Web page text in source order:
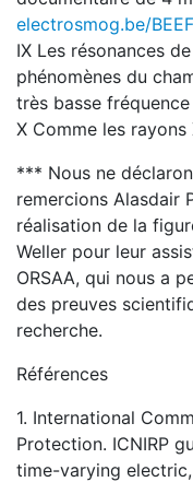
electrosmog.be/
IX Les résonances
phénomènes du
très basse
X Comme les rayons
*** Nous ne
remercions Alasdair
réalisation de la
Weller pour leur
ORSAA, qui nous a
des preuves
recherche.
Références
1. International
Protection. ICNIRP
time-varying